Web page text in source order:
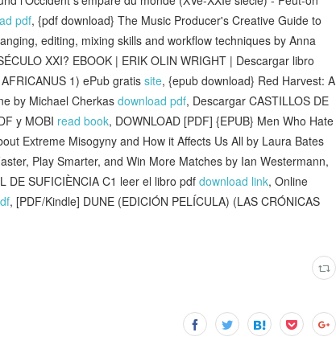
pdf, {pdf download} The Music Producer's Creative Guide to
editing, mixing skills and workflow techniques by Anna
XXI? EBOOK | ERIK OLIN WRIGHT | Descargar libro
1) ePub gratis site, {epub download} Red Harvest: A
by Michael Cherkas download pdf, Descargar CASTILLOS DE
y MOBI read book, DOWNLOAD [PDF] {EPUB} Men Who Hate
Extreme Misogyny and How it Affects Us All by Laura Bates
Play Smarter, and Win More Matches by Ian Westermann,
DE SUFICIÈNCIA C1 leer el libro pdfdownload link, Online
, [PDF/Kindle] DUNE (EDICIÓN PELÍCULA) (LAS CRÓNICAS